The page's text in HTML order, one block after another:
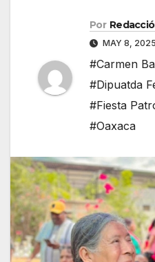
Por
MAY 8, 2025
#Carmen
#Dipuatda
#Fiesta
#Oaxaca